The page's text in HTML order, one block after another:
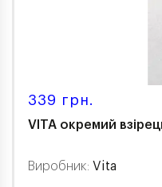
339 грн.
VITA окремий
Виробник: Vita